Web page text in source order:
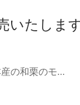
いたしま
の和栗のモ…